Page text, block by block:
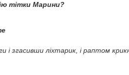
тітки Марини?
і згасивши ліхтарик, і раптом